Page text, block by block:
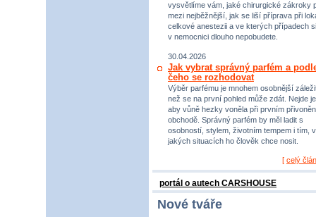
vysvětlíme vám, jaké chirurgické zákroky
mezi nejběžnější, jak se liší příprava při
celkové anestezii a ve kterých případech si
v nemocnici dlouho nepobudete.
30.04.2026
Jak vybrat správný parfém a
čeho se rozhodovat
Výběr parfému je mnohem osobnější
než se na první pohled může zdát. Nejde
aby vůně hezky voněla při prvním
obchodě. Správný parfém by měl ladit s
osobností, stylem, životním tempem i tím, v
jakých situacích ho člověk chce nosit.
[ celý
portál o autech CARSHOUSE
Nové tváře